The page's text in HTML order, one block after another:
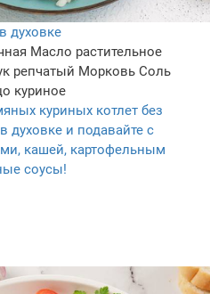
духовке
Масло растительное
репчатый Морковь Соль
куриное
куриных котлет без
духовке и подавайте с
кашей, картофельным
соусы!